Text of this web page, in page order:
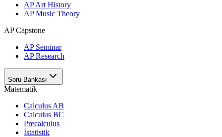
AP Art History
AP Music Theory
AP Capstone
AP Seminar
AP Research
Soru Bankası
Matematik
Calculus AB
Calculus BC
Precalculus
İstatistik